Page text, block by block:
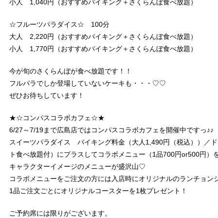
小人 1,040円（おすすめバイキング＋さくらんぼ食べ放題）
☆フルーツパラダイス☆ 100分
大人 2,220円（おすすめバイキング＋さくらんぼ食べ放題）
小人 1,770円（おすすめバイキング＋さくらんぼ食べ放題）
今が旬のさくらんぼが食べ放題です！！
フルパラでしか登場していないケーキも・・・♡♡
ぜひお待ちしています！
★☆コンパスコラボカフェ☆★
6/27～7/19まで広島店ではコンパスコラボカフェを開催中ですっ♪♪
スイーツパラダイス バイキング料金（大人1,490円（税込））／
ト食べ放題付）にプラスしてコラボメニュー（1品700円or500円）
キャラクターイメージのメニューが盛沢山♡
コラボメニューをご注文の方には入店時にオリジナルのランチョン
1品ご注文ごとにオリジナルコースターを1枚プレゼント！
ご予約席には限りがございます。